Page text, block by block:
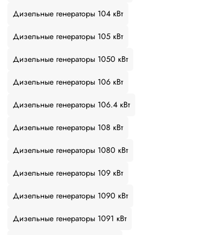
Дизельные генераторы 104 кВт
Дизельные генераторы 105 кВт
Дизельные генераторы 1050 кВт
Дизельные генераторы 106 кВт
Дизельные генераторы 106.4 кВт
Дизельные генераторы 108 кВт
Дизельные генераторы 1080 кВт
Дизельные генераторы 109 кВт
Дизельные генераторы 1090 кВт
Дизельные генераторы 1091 кВт